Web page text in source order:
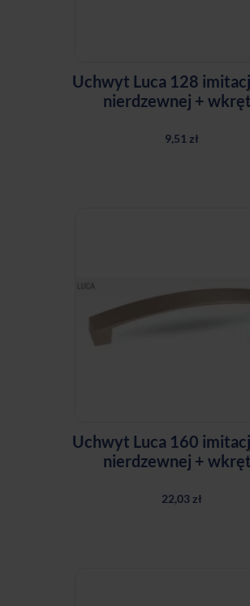
Uchwyt Luca 128
nierdzewnej +
9,51 zł
Uchwyt Luca 160
nierdzewnej +
22,03 zł